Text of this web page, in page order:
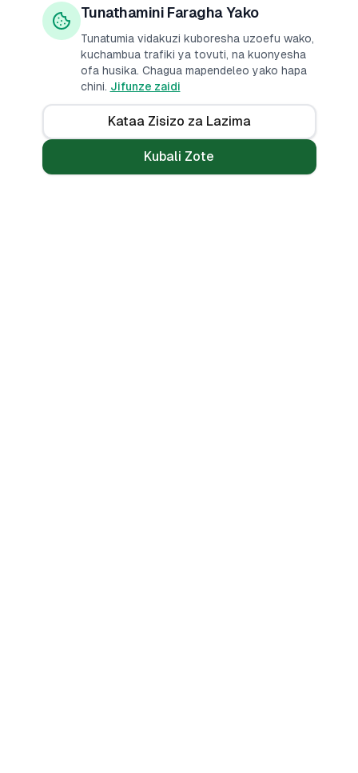
Tunathamini Faragha Yako
Tunatumia vidakuzi kuboresha uzoefu wako,
kuchambua trafiki ya tovuti, na kuonyesha
ofa husika. Chagua mapendeleo yako hapa
chini. Jifunze zaidi
Kataa Zisizo za Lazima
Kubali Zote